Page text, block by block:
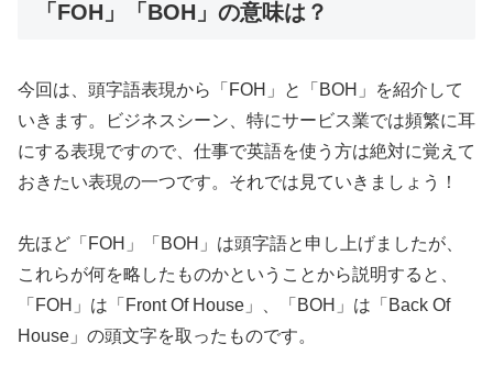
「FOH」「BOH」の意味は？
今回は、頭字語表現から「FOH」と「BOH」を紹介して
いきます。ビジネスシーン、特にサービス業では頻繁に耳
にする表現ですので、仕事で英語を使う方は絶対に覚えて
おきたい表現の一つです。それでは見ていきましょう！
先ほど「FOH」「BOH」は頭字語と申し上げましたが、
これらが何を略したものかということから説明すると、
「FOH」は「Front Of House」、「BOH」は「Back Of
House」の頭文字を取ったものです。